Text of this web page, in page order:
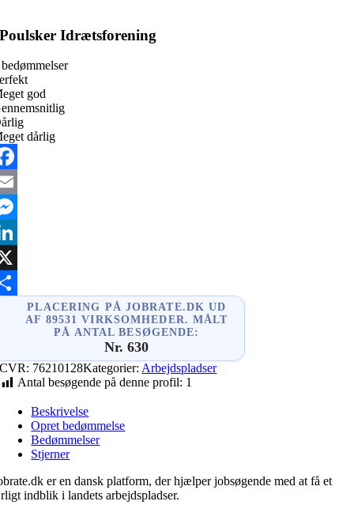
Poulsker Idrætsforening
god
dårlig
PLACERING PÅ JOBRATE.DK UD
AF 89531 VIRKSOMHEDER. MÅLT
PÅ ANTAL BESØGENDE:
Nr. 630
CVR: 76210128Kategorier: Arbejdspladser
Antal besøgende på denne profil: 1
Beskrivelse
Opret bedømmelse
Bedømmelser
Stjerner
er en dansk platform, der hjælper jobsøgende med at få et
indblik i landets arbejdspladser.